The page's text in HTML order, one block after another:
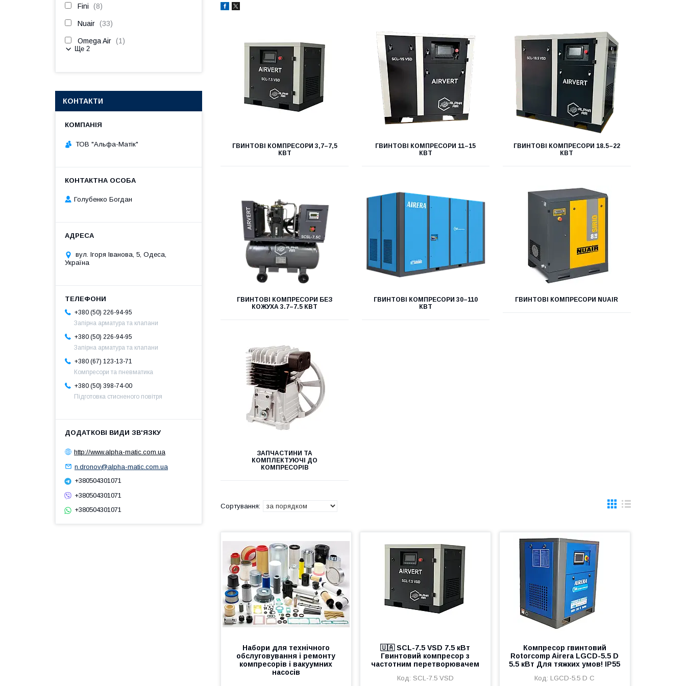
ГВИНТОВІ КОМПРЕСОРИ 3,7–7,5
КВТ
ГВИНТОВІ КОМПРЕСОРИ 11–15
КВТ
ГВИНТОВІ КОМПРЕСОРИ 18.5–22
КВТ
ГВИНТОВІ КОМПРЕСОРИ БЕЗ
КОЖУХА 3.7–7.5 КВТ
ГВИНТОВІ КОМПРЕСОРИ 30–110
КВТ
ГВИНТОВІ КОМПРЕСОРИ NUAIR
ЗАПЧАСТИНИ ТА
КОМПЛЕКТУЮЧІ ДО
КОМПРЕСОРІВ
Набори для технічного
обслуговування і ремонту
компресорів і вакуумних
насосів
🇺🇦 SCL-7.5 VSD 7.5 кВт
Гвинтовий компресор з
частотним перетворювачем
SCL-7.5 VSD
Компресор гвинтовий
Rotorcomp Airera LGCD-5.5 D
5.5 кВт Для тяжких умов! IP55
LGCD-5.5 D C
Fini 8
Nuair 33
Omega Air 1
Ще 2
КОНТАКТИ
ТОВ "Альфа-Матік"
Голубенко Богдан
вул. Ігоря Іванова, 5, Одеса,
Україна
+380 (50) 226-94-95
Запірна арматура та клапани
+380 (50) 226-94-95
Запірна арматура та клапани
+380 (67) 123-13-71
Компресори та пневматика
+380 (50) 398-74-00
Підготовка стисненого повітря
http://www.alpha-matic.com.ua
n.dronov@alpha-matic.com.ua
+380504301071
+380504301071
+380504301071